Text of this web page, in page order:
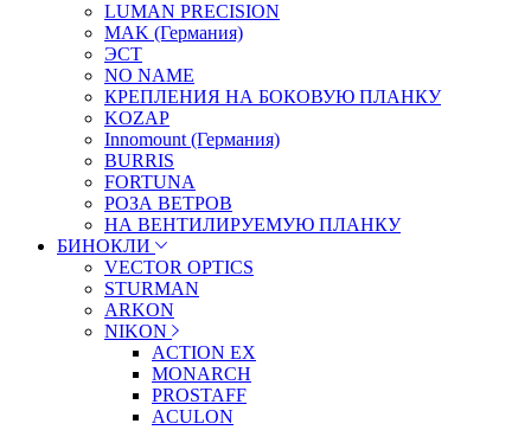
LUMAN PRECISION
MAK (Германия)
ЭСТ
NO NAME
КРЕПЛЕНИЯ НА БОКОВУЮ ПЛАНКУ
KOZAP
Innomount (Германия)
BURRIS
FORTUNA
РОЗА ВЕТРОВ
НА ВЕНТИЛИРУЕМУЮ ПЛАНКУ
БИНОКЛИ
VECTOR OPTICS
STURMAN
ARKON
NIKON
ACTION EX
MONARCH
PROSTAFF
ACULON